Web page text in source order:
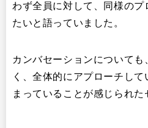
わず全員に対して、同様のプ
たいと語っていました。
カンバセーションについて
く、全体的にアプローチし
まっていることが感じられた